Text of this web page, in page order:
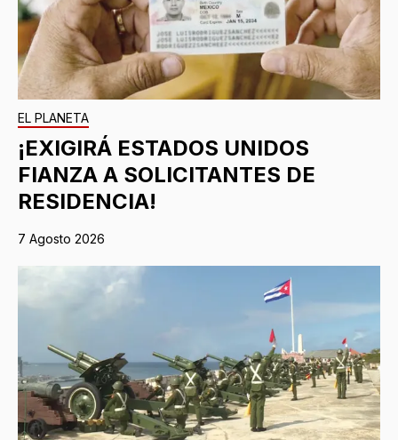
EL PLANETA
¡EXIGIRÁ ESTADOS UNIDOS
FIANZA A SOLICITANTES DE
RESIDENCIA!
7 Agosto 2026